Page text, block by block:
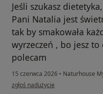
Jeśli szukasz
Pani Natalia jest
tak by smakowała
wyrzeczeń , bo jesz to
polecam
15 czerwca 2026 • Naturhouse
w opinii użytkownika Renata
zgłoś nadużycie